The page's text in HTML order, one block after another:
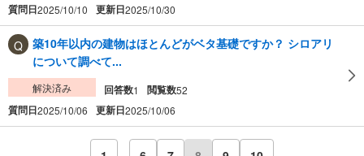
質問日2025/10/10 更新日2025/10/30
築10年以内の建物はほとんどがベタ基礎ですか？ シロアリ
について調べて...
解決済み 回答数1 閲覧数52
質問日2025/10/06 更新日2025/10/06